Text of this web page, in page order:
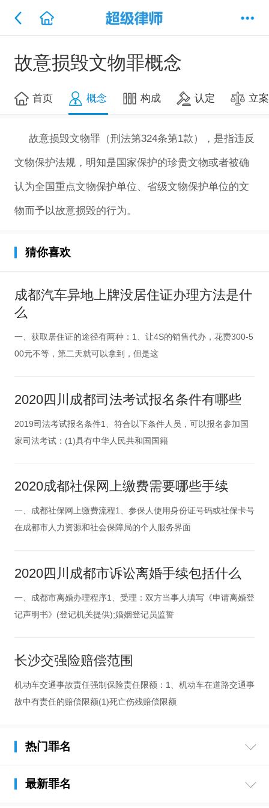
故意损毁文物罪概念
首页 概念 构成 认定 立
故意损毁文物罪（刑法第324条第1款），是指违反
文物保护法规，明知是国家保护的珍贵文物或者被确
认为全国重点文物保护单位、省级文物保护单位的文
物而予以故意损毁的行为。
猜你喜欢
成都汽车异地上牌没居住证办理方法是什
么
一、获取居住证的途径有两种：1、让4S的销售代办，花费300-5
00元不等，第二天就可以拿到，但是这
2020四川成都司法考试报名条件有哪些
2019司法考试报名条件1、符合以下条件人员，可以报名参加国
家司法考试：(1)具有中华人民共和国国籍
2020成都社保网上缴费需要哪些手续
一、成都社保网上缴费流程1、参保人使用身份证号码或社保卡号
在成都市人力资源和社会保障局的个人服务界面
2020四川成都市诉讼离婚手续包括什么
一、成都市离婚办理程序1、受理：双方当事人填写《申请离婚登
记声明书》(登记机关提供);婚姻登记员监誓
长沙交强险赔偿范围
机动车交通事故责任强制保险责任限额：1、机动车在道路交通事
故中有责任的赔偿限额(1)死亡伤残赔偿限额
热门罪名
最新罪名